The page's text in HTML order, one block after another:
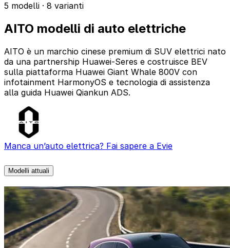
5 modelli · 8 varianti
AITO modelli di auto elettriche
AITO è un marchio cinese premium di SUV elettrici nato
da una partnership Huawei-Seres e costruisce BEV
sulla piattaforma Huawei Giant Whale 800V con
infotainment HarmonyOS e tecnologia di assistenza
alla guida Huawei Qiankun ADS.
Manca un’auto elettrica? Fai sapere a Evie
Modelli attuali